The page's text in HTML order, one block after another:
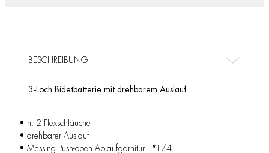
BESCHREIBUNG
3-Loch Bidetbatterie mit drehbarem Auslauf
• n. 2 Flexschläuche
• drehbarer Auslauf
• Messing Push-open Ablaufgarnitur 1″1/4